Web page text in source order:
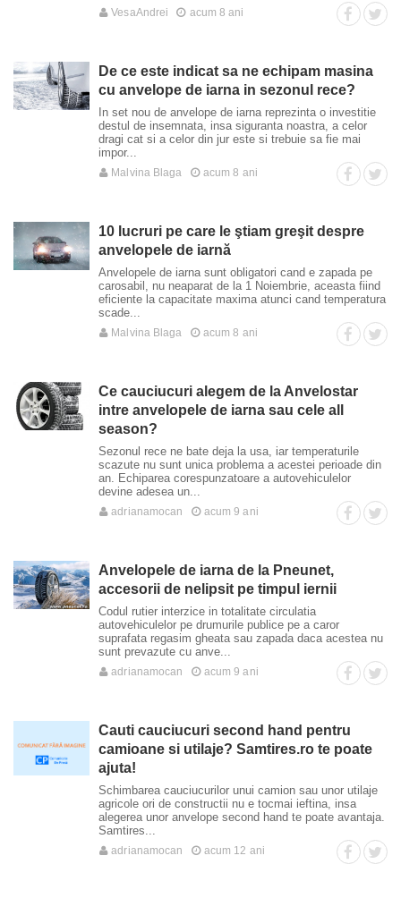
VesaAndrei acum 8 ani
De ce este indicat sa ne echipam masina
cu anvelope de iarna in sezonul rece?
In set nou de anvelope de iarna reprezinta o investitie
destul de insemnata, insa siguranta noastra, a celor
dragi cat si a celor din jur este si trebuie sa fie mai
impor...
Malvina Blaga acum 8 ani
10 lucruri pe care le ştiam greşit despre
anvelopele de iarnă
Anvelopele de iarna sunt obligatori cand e zapada pe
carosabil, nu neaparat de la 1 Noiembrie, aceasta fiind
eficiente la capacitate maxima atunci cand temperatura
scade...
Malvina Blaga acum 8 ani
Ce cauciucuri alegem de la Anvelostar
intre anvelopele de iarna sau cele all
season?
Sezonul rece ne bate deja la usa, iar temperaturile
scazute nu sunt unica problema a acestei perioade din
an. Echiparea corespunzatoare a autovehiculelor
devine adesea un...
adrianamocan acum 9 ani
Anvelopele de iarna de la Pneunet,
accesorii de nelipsit pe timpul iernii
Codul rutier interzice in totalitate circulatia
autovehiculelor pe drumurile publice pe a caror
suprafata regasim gheata sau zapada daca acestea nu
sunt prevazute cu anve...
adrianamocan acum 9 ani
Cauti cauciucuri second hand pentru
camioane si utilaje? Samtires.ro te poate
ajuta!
Schimbarea cauciucurilor unui camion sau unor utilaje
agricole ori de constructii nu e tocmai ieftina, insa
alegerea unor anvelope second hand te poate avantaja.
Samtires...
adrianamocan acum 12 ani